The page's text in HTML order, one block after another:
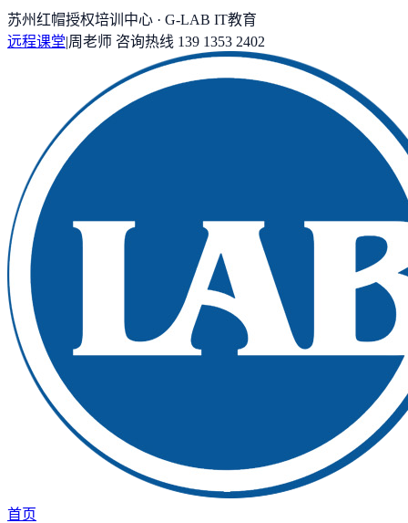
苏州红帽授权培训中心 · G-LAB IT教育
远程课堂|周老师 咨询热线 139 1353 2402
首页